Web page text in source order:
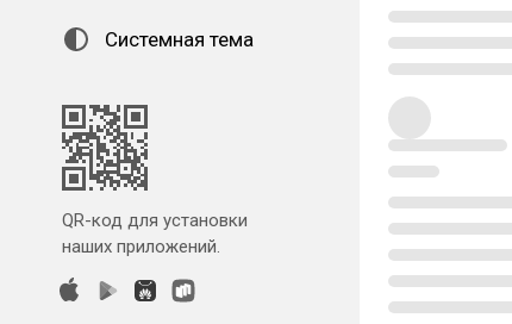
Системная тема
QR-код для установки
наших приложений.